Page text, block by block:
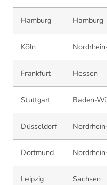
Hamburg Hamburg
Köln
Frankfurt Hessen
Stuttgart Baden-
Düsseldorf
Dortmund
Leipzig Sachsen